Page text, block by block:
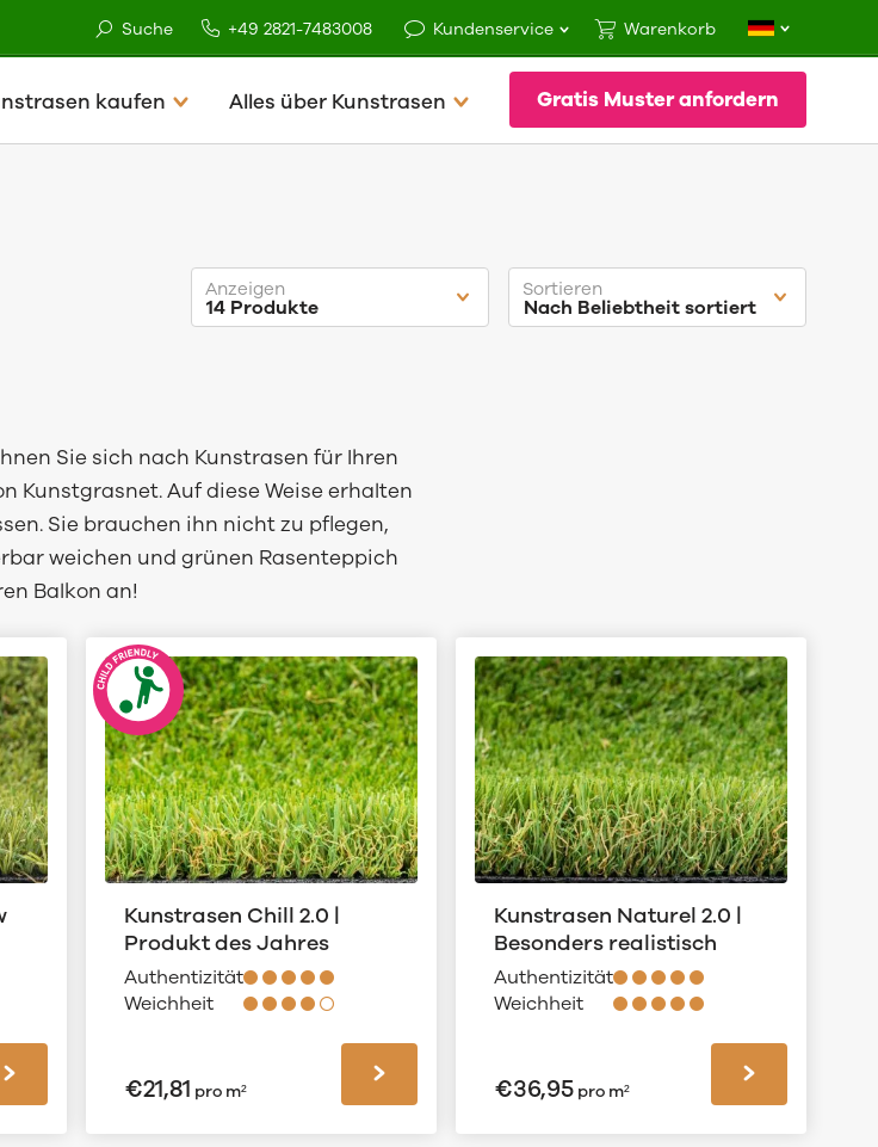
Suche +49 2821-7483008 Kundenservice Warenkorb
kaufen Alles über Kunstrasen Gratis Muster anfordern
14 Produkte Nach Beliebtheit sortiert
Sie sich nach Kunstrasen für Ihren
Kunstgrasnet. Auf diese Weise erhalten
Sie brauchen ihn nicht zu pflegen,
weichen und grünen Rasenteppich
Balkon an!
Kunstrasen Chill 2.0 |
Produkt des Jahres
Authentizität
Weichheit
€21,81 pro m²
Kunstrasen Naturel 2.0 |
Besonders realistisch
Authentizität
Weichheit
€36,95pro m²